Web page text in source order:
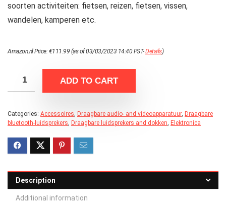
soorten activiteiten: fietsen, reizen, fietsen, vissen,
wandelen, kamperen etc.
Amazon.nl Price:€111.99 (as of 03/03/2023 14:40 PST-Details)
ADD TO CART
Categories: Accessoires Draagbare audio- and videoapparatuur, Draagbare
bluetooth-luidsprekers Draagbare luidsprekers and dokken Elektronica
Description
Additional information